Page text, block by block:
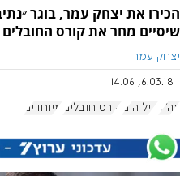
הכירו את יצחק עמר, בוגר
שיסיים מחר את קורס
יצחק עמר
6.03.18, 14:06
צה"ל חיל הים קורס חובלים מיוחדים